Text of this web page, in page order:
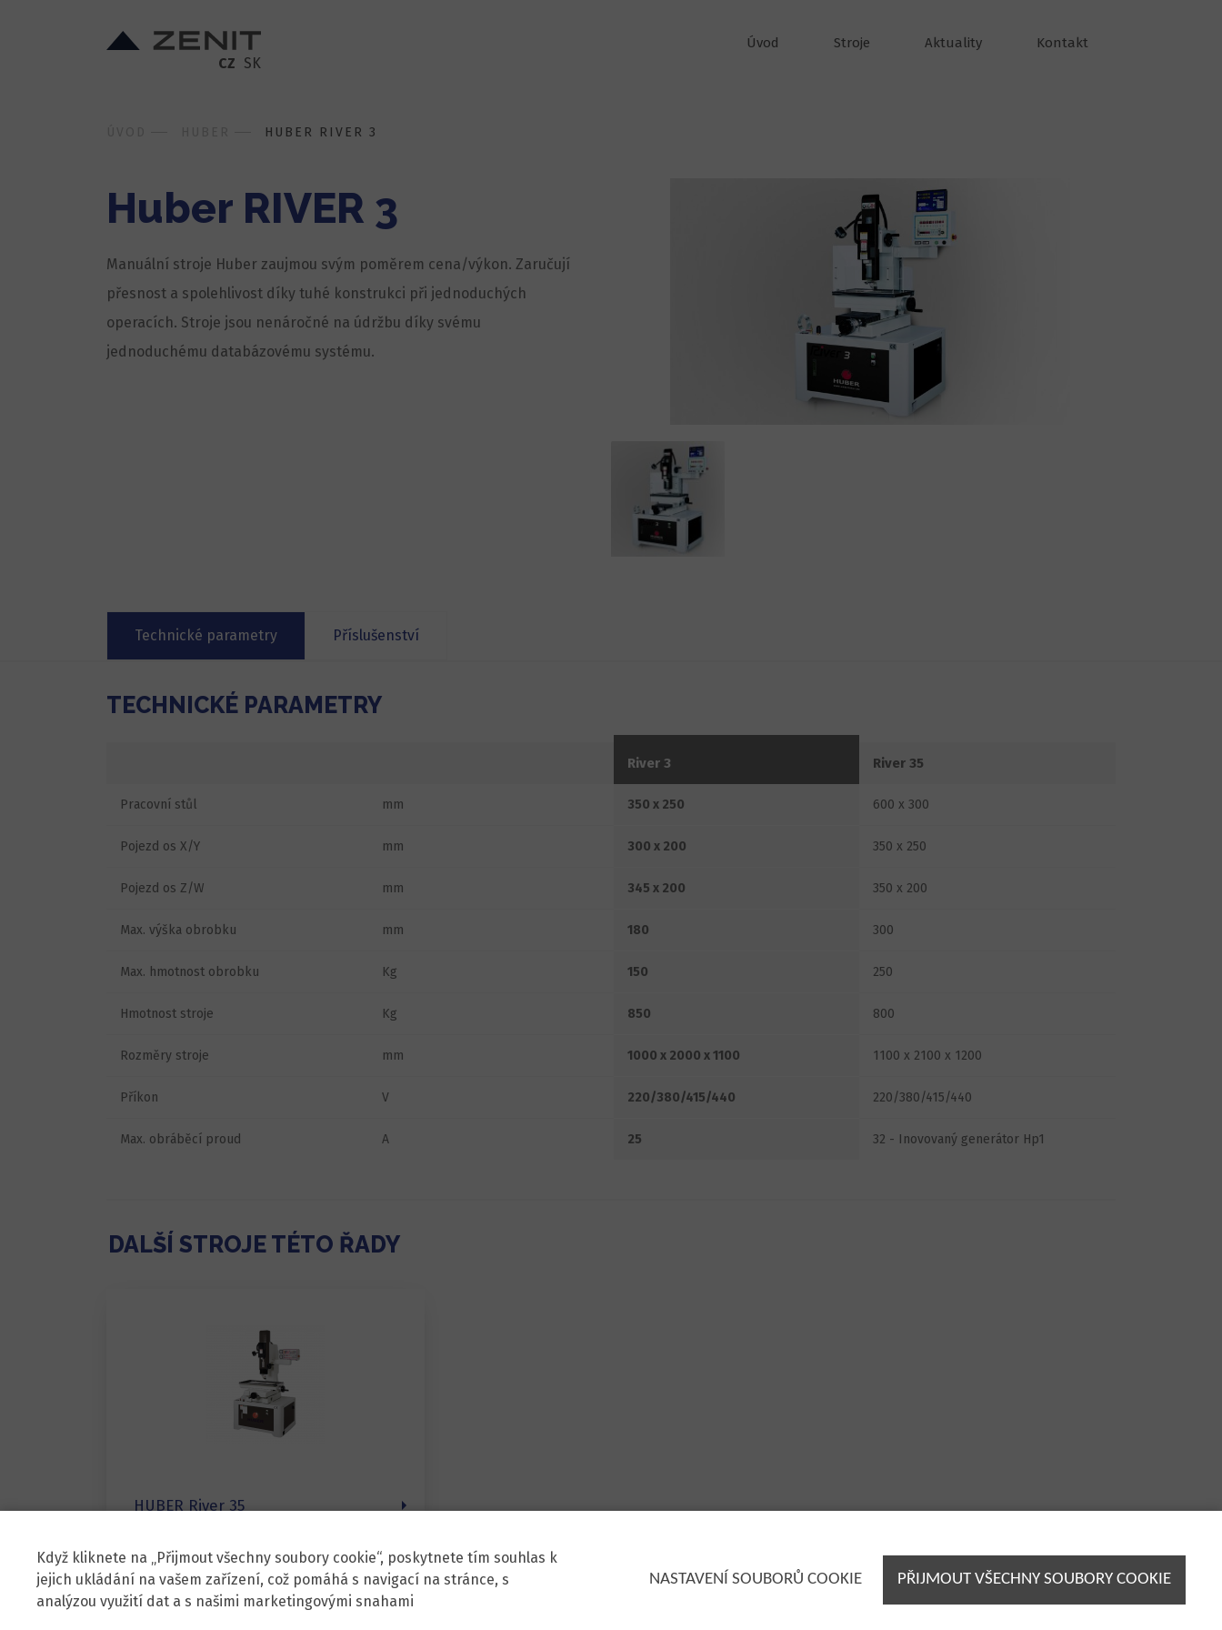
CZ SK
Úvod Stroje Aktuality Kontakt
HUBER RIVER 3
Huber RIVER 3
Manuální stroje Huber zaujmou svým poměrem cena/výkon. Zaručují
přesnost a spolehlivost díky tuhé konstrukci při jednoduchých
operacích. Stroje jsou nenáročné na údržbu díky svému
jednoduchému databázovému systému.
Technické parametry Příslušenství
TECHNICKÉ PARAMETRY
River 3 River 35
Pracovní stůl mm 350 x 250 600 x 300
Pojezd os X/Y mm 300 x 200 350 x 250
Pojezd os Z/W mm 345 x 200 350 x 200
Max. výška obrobku mm 180 300
Max. hmotnost obrobku Kg 150 250
Hmotnost stroje Kg 850 800
Rozměry stroje mm 1000 x 2000 x 1100 1100 x 2100 x 1200
Příkon V 220/380/415/440 220/380/415/440
Max. obráběcí proud A 25 32 - Inovovaný generátor Hp1
DALŠÍ STROJE TÉTO ŘADY
HUBER River 35
Když kliknete na „Přijmout všechny soubory cookie“, poskytnete tím souhlas k
jejich ukládání na vašem zařízení, což pomáhá s navigací na stránce, s
analýzou využití dat a s našimi marketingovými snahami
NASTAVENÍ SOUBORŮ COOKIE PŘIJMOUT VŠECHNY SOUBORY COOKIE